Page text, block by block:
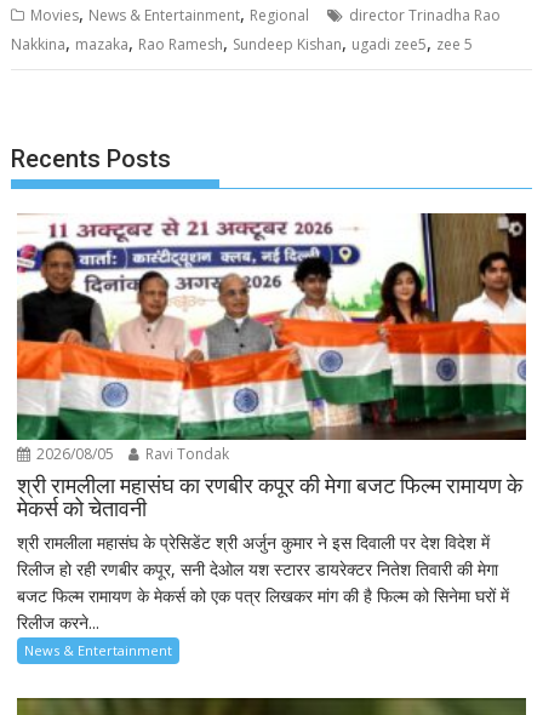
Movies, News & Entertainment, Regional
director Trinadha Rao
Nakkina, mazaka, Rao Ramesh, Sundeep Kishan, ugadi zee5, zee 5
Recents Posts
2026/08/05 Ravi Tondak
श्री रामलीला महासंघ का रणबीर कपूर की मेगा बजट फिल्म रामायण के
मेकर्स को चेतावनी
श्री रामलीला महासंघ के प्रेसिडेंट श्री अर्जुन कुमार ने इस दिवाली पर देश विदेश में
रिलीज हो रही रणबीर कपूर, सनी देओल यश स्टारर डायरेक्टर नितेश तिवारी की मेगा
बजट फिल्म रामायण के मेकर्स को एक पत्र लिखकर मांग की है फिल्म को सिनेमा घरों में
रिलीज करने...
News & Entertainment